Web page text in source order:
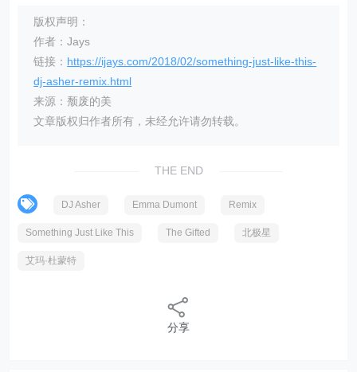
版权声明：
作者：Jays
链接： https://ijays.com/2018/02/something-just-like-this-
dj-asher-remix.html
来源：颓废的美
文章版权归作者所有，未经允许请勿转载。
THE END
DJ Asher Emma Dumont Remix
Something Just Like This The Gifted 北极星
艾玛·杜蒙特
分享